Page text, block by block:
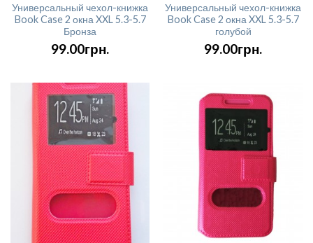
Универсальный чехол-книжка
Book Case 2 окна XXL 5.3-5.7
Бронза
99.00грн.
Универсальный чехол-книжка
Book Case 2 окна XXL 5.3-5.7
голубой
99.00грн.